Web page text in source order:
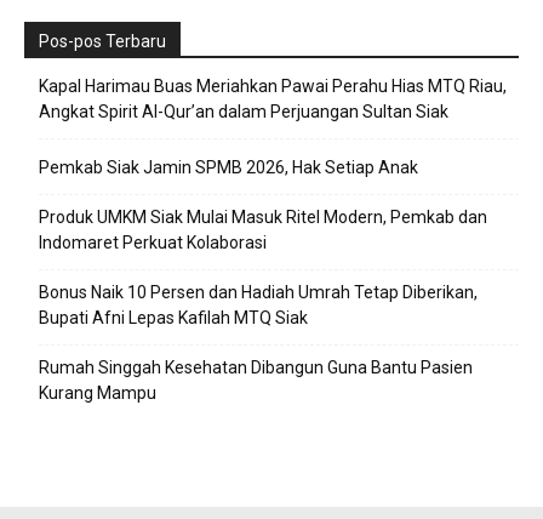
Pos-pos Terbaru
Kapal Harimau Buas Meriahkan Pawai Perahu Hias MTQ Riau,
Angkat Spirit Al-Qur’an dalam Perjuangan Sultan Siak
Pemkab Siak Jamin SPMB 2026, Hak Setiap Anak
Produk UMKM Siak Mulai Masuk Ritel Modern, Pemkab dan
Indomaret Perkuat Kolaborasi
Bonus Naik 10 Persen dan Hadiah Umrah Tetap Diberikan,
Bupati Afni Lepas Kafilah MTQ Siak
Rumah Singgah Kesehatan Dibangun Guna Bantu Pasien
Kurang Mampu